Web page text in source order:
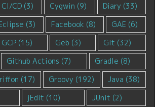
CI/CD (3) Cygwin (9) Diary (33)
(3) Facebook (8) GAE (6)
GCP (15) Geb (3) Git (32)
Github Actions (7) Gradle (8)
(17) Groovy (192) Java (38)
jEdit (10) JUnit (2)